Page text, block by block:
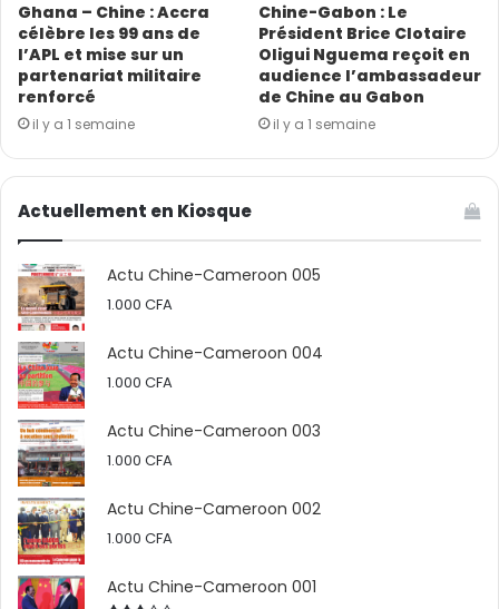
Ghana – Chine : Accra
célèbre les 99 ans de
l’APL et mise sur un
partenariat militaire
renforcé
il y a 1 semaine
Chine-Gabon : Le
Président Brice Clotaire
Oligui Nguema reçoit en
audience l’ambassadeur
de Chine au Gabon
il y a 1 semaine
Actuellement en Kiosque
Actu Chine-Cameroon 005
1.000 CFA
Actu Chine-Cameroon 004
1.000 CFA
Actu Chine-Cameroon 003
1.000 CFA
Actu Chine-Cameroon 002
1.000 CFA
Actu Chine-Cameroon 001